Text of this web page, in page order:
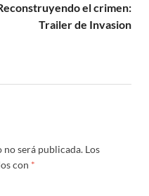
el crimen:
Trailer de Invasion
será publicada. Los
con *